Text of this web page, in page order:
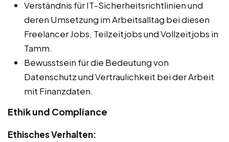
Verständnis für IT-Sicherheitsrichtlinien und
deren Umsetzung im Arbeitsalltag bei diesen
Freelancer Jobs, Teilzeitjobs und Vollzeitjobs in
Tamm.
Bewusstsein für die Bedeutung von
Datenschutz und Vertraulichkeit bei der Arbeit
mit Finanzdaten.
Ethik und Compliance
Ethisches Verhalten: